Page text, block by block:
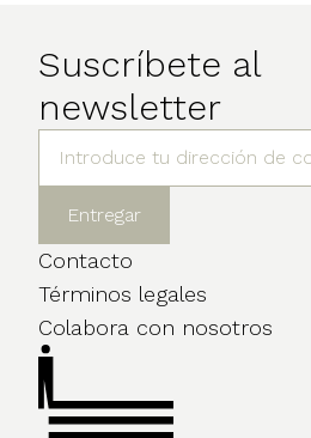
Suscríbete al
newsletter
Contacto
Términos legales
Colabora con nosotros